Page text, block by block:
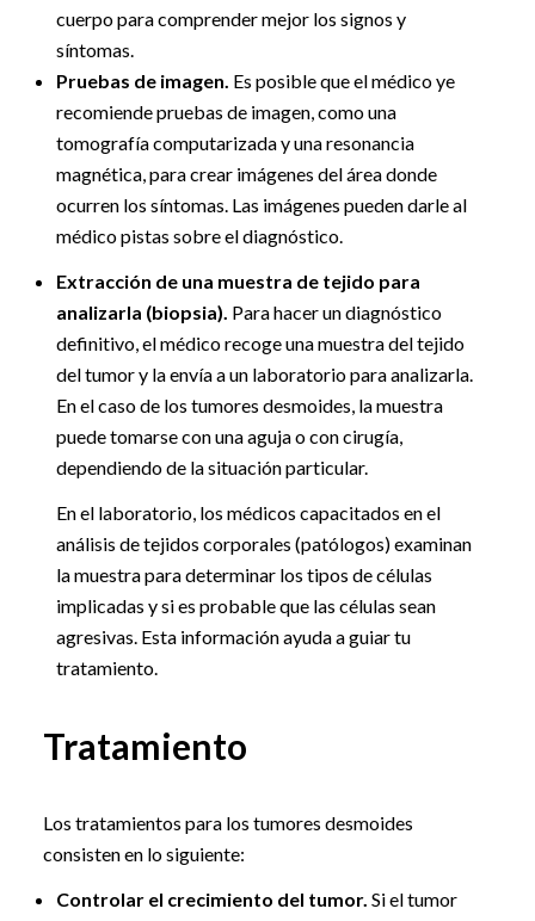
cuerpo para comprender mejor los signos y
síntomas.
Pruebas de imagen. Es posible que el médico ye
recomiende pruebas de imagen, como una
tomografía computarizada y una resonancia
magnética, para crear imágenes del área donde
ocurren los síntomas. Las imágenes pueden darle al
médico pistas sobre el diagnóstico.
Extracción de una muestra de tejido para
analizarla (biopsia). Para hacer un diagnóstico
definitivo, el médico recoge una muestra del tejido
del tumor y la envía a un laboratorio para analizarla.
En el caso de los tumores desmoides, la muestra
puede tomarse con una aguja o con cirugía,
dependiendo de la situación particular.
En el laboratorio, los médicos capacitados en el
análisis de tejidos corporales (patólogos) examinan
la muestra para determinar los tipos de células
implicadas y si es probable que las células sean
agresivas. Esta información ayuda a guiar tu
tratamiento.
Tratamiento
Los tratamientos para los tumores desmoides
consisten en lo siguiente:
Controlar el crecimiento del tumor. Si el tumor